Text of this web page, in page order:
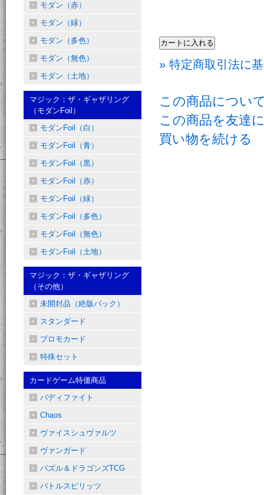
» 特定商取引法に
この商品につい
この商品を友達
買い物を続ける
モダン（赤）
モダン（緑）
モダン（多色）
モダン（無色）
モダン（土地）
マジック：ザ・ギャザリング
（モダンFoil）
モダンFoil（白）
モダンFoil（青）
モダンFoil（黒）
モダンFoil（赤）
モダンFoil（緑）
モダンFoil（多色）
モダンFoil（無色）
モダンFoil（土地）
マジック：ザ・ギャザリング
（その他）
未開封品（絶版パック）
スタンダード
プロモカード
特殊セット
カードゲーム特価商品
バディファイト
Chaos
ヴァイスシュヴァルツ
ヴァンガード
パズル＆ドラゴンズTCG
バトルスピリッツ